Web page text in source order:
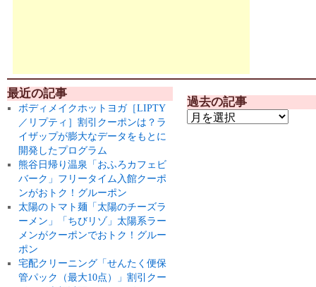
最近の記事
ボディメイクホットヨガ［LIPTY
／リプティ］割引クーポンは？ラ
イザップが膨大なデータをもとに
開発したプログラム
熊谷日帰り温泉「おふろカフェビ
バーク」フリータイム入館クーポ
ンがおトク！グルーポン
太陽のトマト麺「太陽のチーズラ
ーメン」「ちびリゾ」太陽系ラー
メンがクーポンでおトク！グルー
ポン
宅配クリーニング「せんたく便保
管パック（最大10点）」割引クー
過去の記事